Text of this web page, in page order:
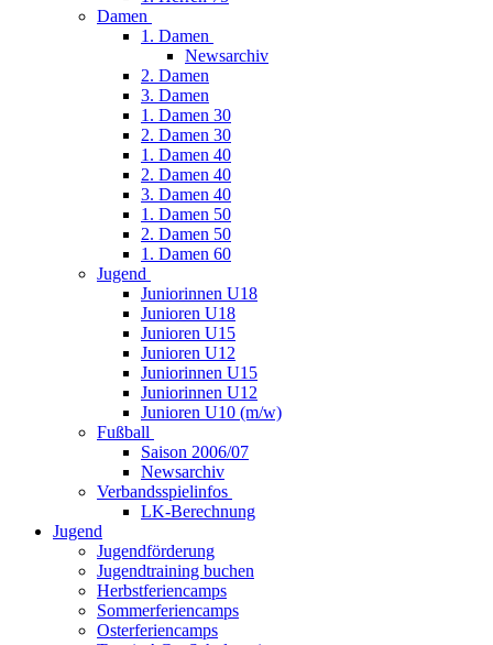
Damen
1. Damen
Newsarchiv
2. Damen
3. Damen
1. Damen 30
2. Damen 30
1. Damen 40
2. Damen 40
3. Damen 40
1. Damen 50
2. Damen 50
1. Damen 60
Jugend
Juniorinnen U18
Junioren U18
Junioren U15
Junioren U12
Juniorinnen U15
Juniorinnen U12
Junioren U10 (m/w)
Fußball
Saison 2006/07
Newsarchiv
Verbandsspielinfos
LK-Berechnung
Jugend
Jugendförderung
Jugendtraining buchen
Herbstferiencamps
Sommerferiencamps
Osterferiencamps